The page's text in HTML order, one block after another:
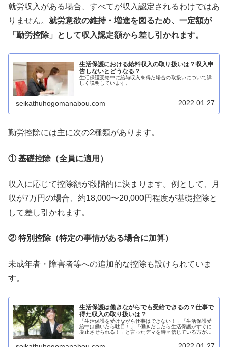
就労収入がある場合、すべてが収入認定されるわけではあ
りません。 就労意欲の維持・増進を図るため、一定額が
「勤労控除」として収入認定額から差し引かれます。
生活保護における給料収入の取り扱いは？収入申
告しないとどうなる？
生活保護受給中に給与収入を得た場合の取扱いについて詳
しく説明しています。
seikathuhogomanabou.com 2022.01.27
勤労控除には主に次の2種類があります。
① 基礎控除（全員に適用）
収入に応じて控除額が段階的に決まります。例として、月
収が7万円の場合、約18,000〜20,000円程度が基礎控除と
して差し引かれます。
② 特別控除（特定の事情がある場合に加算）
未成年者・障害者等への追加的な控除も設けられていま
す。
生活保護は働きながらでも受給できるの？仕事で
得た収入の取り扱いは？
「生活保護を受けながら仕事はできない！」「生活保護受
給中は働いたら駄目！」「働きだしたら生活保護がすぐに
廃止させられる！」と言ったデマを時々信じている方がい